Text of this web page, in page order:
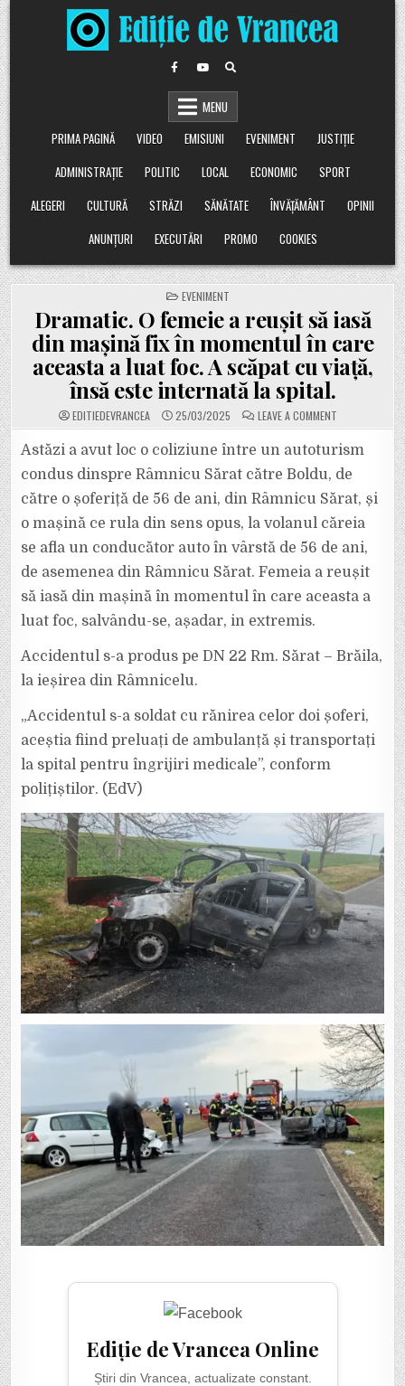
Skip
to
content
MENU
PRIMA PAGINĂ
VIDEO EMISIUNI EVENIMENT
JUSTIȚIE
ADMINISTRAȚIE
POLITIC LOCAL ECONOMIC
SPORT
ALEGERI
CULTURĂ STRĂZI SĂNĂTATE ÎNVĂȚĂMÂNT
OPINII
ANUNȚURI
EXECUTĂRI PROMO COOKIES
POSTED
IN
EVENIMENT
Dramatic. O femeie a reușit să iasă
din mașină fix în momentul în care
aceasta a luat foc. A scăpat cu viață,
însă este internată la spital.
EDITIEDEVRANCEA 25/03/2025 LEAVE A COMMENT
DRAMATIC.
FEMEIE
A
REUȘIT
SĂ
IASĂ
DIN
MAȘINĂ
FIX
MOMENTUL
ÎN
CARE
ACEASTA
LUAT
VIAȚĂ,
ÎNSĂ
SPITAL.
Astăzi a avut loc o coliziune între un autoturism
condus dinspre Râmnicu Sărat către Boldu, de
către o șoferiță de 56 de ani, din Râmnicu Sărat, și
o mașină ce rula din sens opus, la volanul căreia
se afla un conducător auto în vârstă de 56 de ani,
de asemenea din Râmnicu Sărat. Femeia a reușit
să iasă din mașină în momentul în care aceasta a
luat foc, salvându-se, așadar, in extremis.
Accidentul s-a produs pe DN 22 Rm. Sărat – Brăila,
la ieșirea din Râmnicelu.
„Accidentul s-a soldat cu rănirea celor doi șoferi,
aceștia fiind preluați de ambulanță și transportați
la spital pentru îngrijiri medicale”, conform
polițiștilor. (EdV)
Ediție de Vrancea Online
Știri din Vrancea, actualizate constant.